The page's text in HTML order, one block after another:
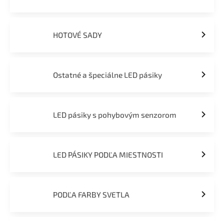
HOTOVÉ SADY
Ostatné a špeciálne LED pásiky
LED pásiky s pohybovým senzorom
LED PÁSIKY PODĽA MIESTNOSTI
PODĽA FARBY SVETLA